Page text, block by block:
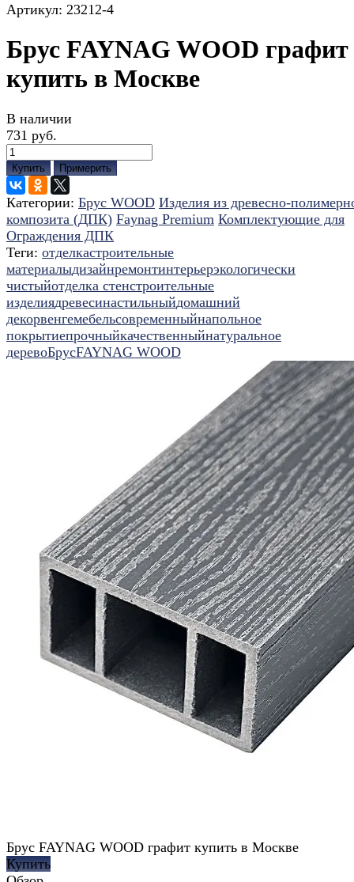
Артикул: 23212-4
Брус FAYNAG WOOD графит
купить в Москве
В наличии
731 руб.
Купить Примерить
Категории: Брус WOOD Изделия из древесно-
композита (ДПК) Faynag Premium Комплектующие для
Ограждения ДПК
Теги: отделкастроительные
материалыдизайнремонтинтерьерэкологически
чистыйотделка стенстроительные
изделиядревесинастильныйдомашний
декорвенгемебельсовременныйнапольное
покрытиепрочныйкачественныйнатуральное
деревоБрусFAYNAG WOOD
Брус FAYNAG WOOD графит купить в Москве
Купить